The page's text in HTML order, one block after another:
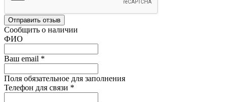
Отправить отзыв
Сообщить о наличии
ФИО
Ваш email *
Поля обязательное для заполнения
Телефон для связи *